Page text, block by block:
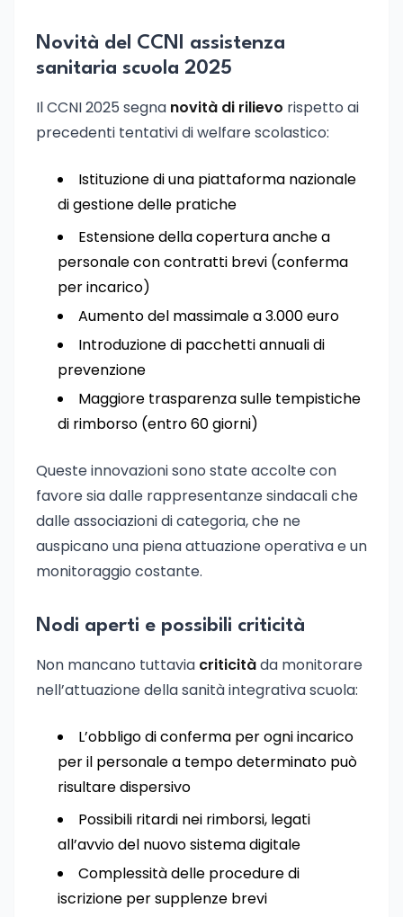
Novità del CCNI assistenza
sanitaria scuola 2025
Il CCNI 2025 segna novità di rilievo rispetto ai
precedenti tentativi di welfare scolastico:
Istituzione di una piattaforma nazionale
di gestione delle pratiche
Estensione della copertura anche a
personale con contratti brevi (conferma
per incarico)
Aumento del massimale a 3.000 euro
Introduzione di pacchetti annuali di
prevenzione
Maggiore trasparenza sulle tempistiche
di rimborso (entro 60 giorni)
Queste innovazioni sono state accolte con
favore sia dalle rappresentanze sindacali che
dalle associazioni di categoria, che ne
auspicano una piena attuazione operativa e un
monitoraggio costante.
Nodi aperti e possibili criticità
Non mancano tuttavia criticitàda monitorare
nell’attuazione della sanità integrativa scuola:
L’obbligo di conferma per ogni incarico
per il personale a tempo determinato può
risultare dispersivo
Possibili ritardi nei rimborsi, legati
all’avvio del nuovo sistema digitale
Complessità delle procedure di
iscrizione per supplenze brevi